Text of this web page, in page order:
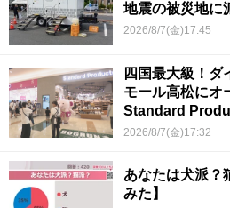
地震の被災地に
2026/8/7(金)17:45
四国最大級！ダ
モール高松に
Standard
香川県初
2026/8/7(金)17:32
あなたは犬派？
みた】